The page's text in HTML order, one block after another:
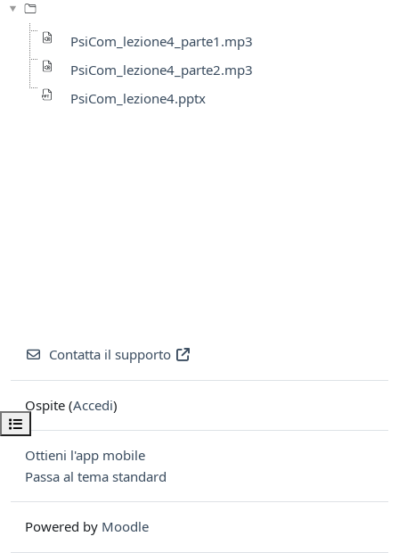
Apri indice del corso
PsiCom_lezione4_parte1.mp3
PsiCom_lezione4_parte2.mp3
PsiCom_lezione4.pptx
Contatta il supporto
Ospite (Accedi)
Ottieni l'app mobile
Passa al tema standard
Powered by Moodle